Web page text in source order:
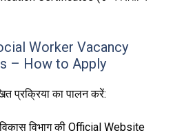
Worker Vacancy
– How to Apply
प्रक्रिया का पालन करें:
विभाग की Official Website